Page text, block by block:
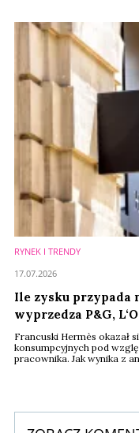
firmy są gotowe zapłacić
RYNEK I TRENDY
Ile zysku przypada
wyprzedza P&G,
Francuski Hermès okazał
konsumpcyjnych pod
pracownika. Jak wynika z
17.07.2026